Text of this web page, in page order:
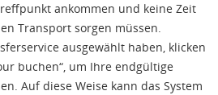
ankommen und keine Zeit
Transport sorgen müssen.
ausgewählt haben, klicken
buchen“, um Ihre endgültige
Auf diese Weise kann das System